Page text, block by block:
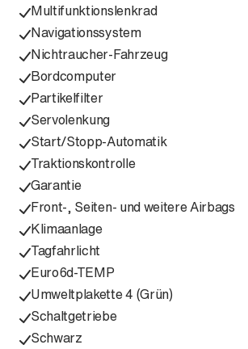
Multifunktionslenkrad
Navigationssystem
Nichtraucher-Fahrzeug
Bordcomputer
Partikelfilter
Servolenkung
Start/Stopp-Automatik
Traktionskontrolle
Garantie
Front-, Seiten- und weitere Airbags
Klimaanlage
Tagfahrlicht
Euro6d-TEMP
Umweltplakette 4 (Grün)
Schaltgetriebe
Schwarz